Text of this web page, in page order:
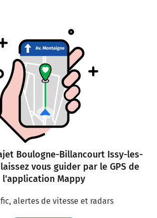
Boulogne-Billancourt Issy-les-
vous guider par le GPS de
l'application Mappy
alertes de vitesse et radars